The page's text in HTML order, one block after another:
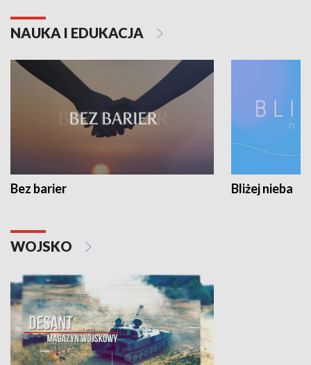
NAUKA I EDUKACJA
Bez barier Bliżej nieba
WOJSKO